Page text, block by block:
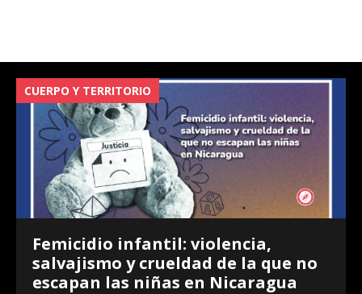
CUERPO Y TERRITORIO
Femicidio infantil: violencia,
salvajismo y crueldad de la que no
escapan las niñas en Nicaragua